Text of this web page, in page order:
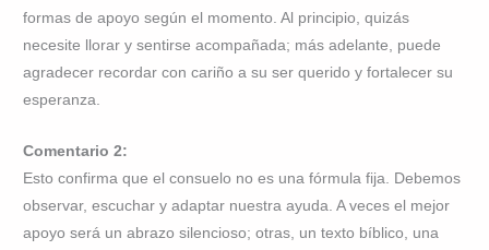
formas de apoyo según el momento. Al principio, quizás
necesite llorar y sentirse acompañada; más adelante, puede
agradecer recordar con cariño a su ser querido y fortalecer su
esperanza.
Comentario 2:
Esto confirma que el consuelo no es una fórmula fija. Debemos
observar, escuchar y adaptar nuestra ayuda. A veces el mejor
apoyo será un abrazo silencioso; otras, un texto bíblico, una